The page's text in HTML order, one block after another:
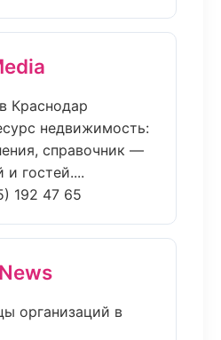
Краснодар
недвижимость:
справочник —
и гостей....
192 47 65
организаций в